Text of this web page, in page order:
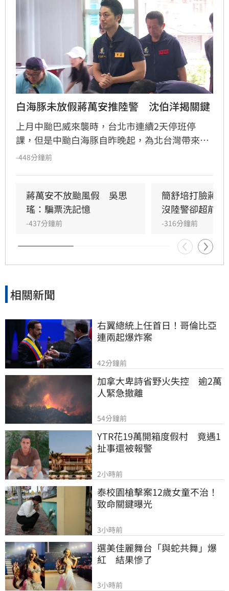
白海豚未放假蔣萬安推陸警　沈伯洋揭關鍵
上月中颱巴威來襲時，台北市連續2天停班停
課，但是中颱白海豚自昨晚起，為北台灣帶來強
風豪雨，但台北市今（9）日卻未放假，引發民
應，市民會有的疑慮，不會說是精不精準的問
題，而是SOP是什麼？你的標準是什麼？能不能
夠公開透明，讓市民能夠事先知道說，原來標準
是這樣，所以今天有放、今天沒有放。他呼籲，
還是很希望說能夠有一些比
-448分鐘前
蔣萬安不放颱風假　吳思
瑤：騙票洗記憶
-437分鐘前
簡舒培打臉蔣
沒陸警卻超前放
-316分鐘前
相關新聞
右翼總統上任首日！哥倫比亞
連兩起爆炸案
42分鐘前
加拿大卑詩省野火失控　逾2萬
人緊急撤離
54分鐘前
YTR花19萬開箱度假村　竟遇1
扯事還被報警
2小時前
泰校園槍擊案12歲女童不治！
致命關鍵曝光
3小時前
選美佳麗舞台「與蛇共舞」爆
紅　結果慘了
3小時前